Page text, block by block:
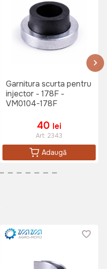
Garnitura scurta pentru
injector - 178F -
VM0104-178F
40 lei
Art: 2343
Adaugă